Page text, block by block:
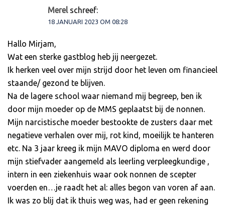
Merel schreef:
18 JANUARI 2023 OM 08:28
Hallo Mirjam,
Wat een sterke gastblog heb jij neergezet.
Ik herken veel over mijn strijd door het leven om financieel
staande/ gezond te blijven.
Na de lagere school waar niemand mij begreep, ben ik
door mijn moeder op de MMS geplaatst bij de nonnen.
Mijn narcistische moeder bestookte de zusters daar met
negatieve verhalen over mij, rot kind, moeilijk te hanteren
etc. Na 3 jaar kreeg ik mijn MAVO diploma en werd door
mijn stiefvader aangemeld als leerling verpleegkundige ,
intern in een ziekenhuis waar ook nonnen de scepter
voerden en…je raadt het al: alles begon van voren af aan.
Ik was zo blij dat ik thuis weg was, had er geen rekening